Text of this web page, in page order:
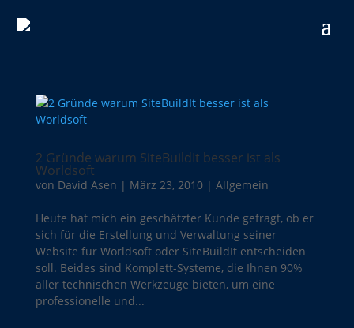
2 Gründe warum SiteBuildIt besser ist als
Worldsoft
von David Asen | März 23, 2010| Allgemein
Heute hat mich ein geschätzter Kunde gefragt, ob er
sich für die Erstellung und Verwaltung seiner
Website für Worldsoft oder SiteBuildIt entscheiden
soll. Beides sind Komplett-Systeme, die Ihnen 90%
aller technischen Werkzeuge bieten, um eine
professionelle und...